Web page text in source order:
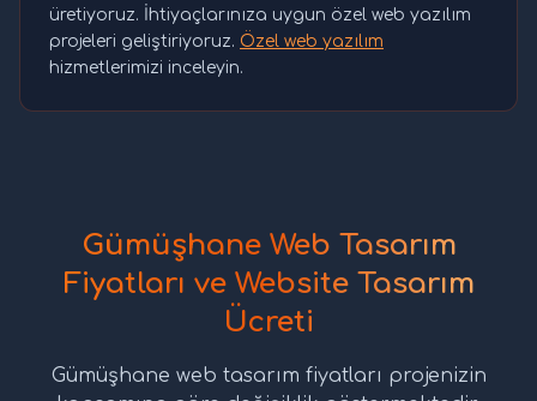
üretiyoruz. İhtiyaçlarınıza uygun özel web yazılım
projeleri geliştiriyoruz. Özel web yazılım
hizmetlerimizi inceleyin.
Gümüşhane Web Tasarım
Fiyatları ve Website Tasarım
Ücreti
Gümüşhane web tasarım fiyatları projenizin